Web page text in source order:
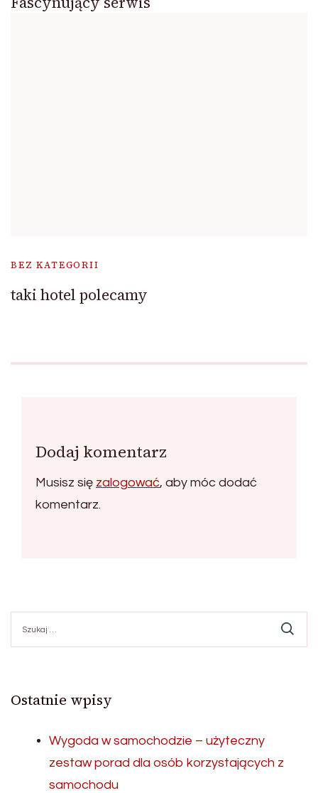
BEZ KATEGORII
taki hotel polecamy
Dodaj komentarz
Musisz się zalogować, aby móc dodać
komentarz.
Ostatnie wpisy
Wygoda w samochodzie – użyteczny
zestaw porad dla osób korzystających z
samochodu